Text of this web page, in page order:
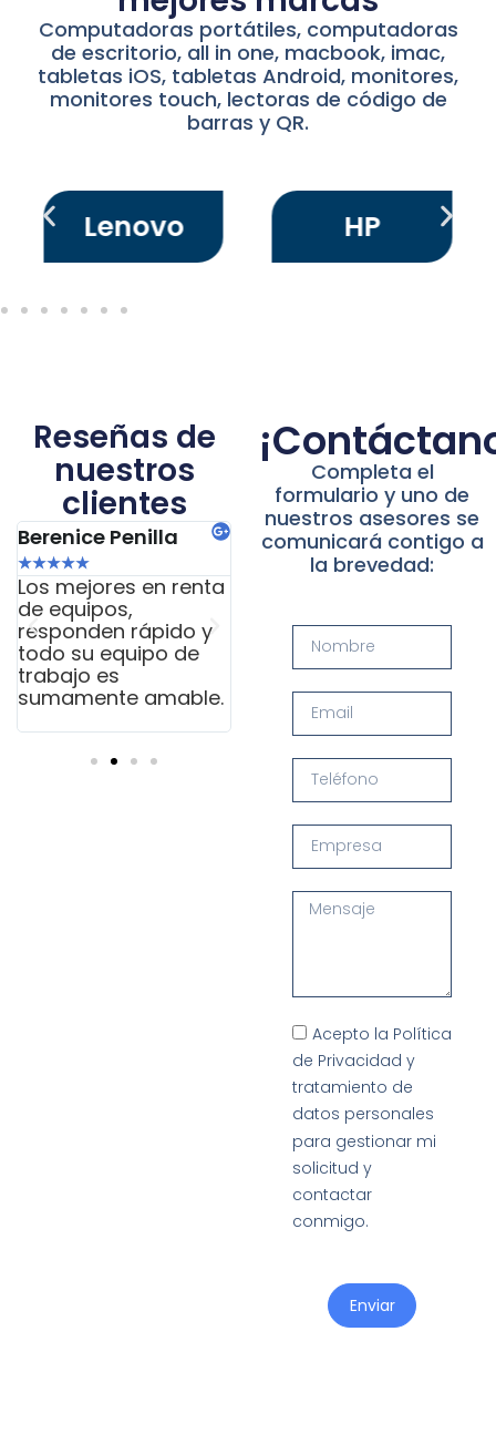
Computadoras portátiles, computadoras
de escritorio, all in one, macbook, imac,
tabletas iOS, tabletas Android, monitores,
monitores touch, lectoras de código de
barras y QR.
Lenovo HP
Reseñas de
nuestros
clientes
Berenice Penilla
★★★★★
Los mejores en renta
de equipos,
responden rápido y
todo su equipo de
trabajo es
sumamente amable.
Juan Manuel Paz
★
Completa el
formulario y uno de
nuestros asesores se
comunicará contigo a
la brevedad:
Acepto la Política
de Privacidad y
tratamiento de
datos personales
para gestionar mi
solicitud y
contactar
conmigo.
Enviar